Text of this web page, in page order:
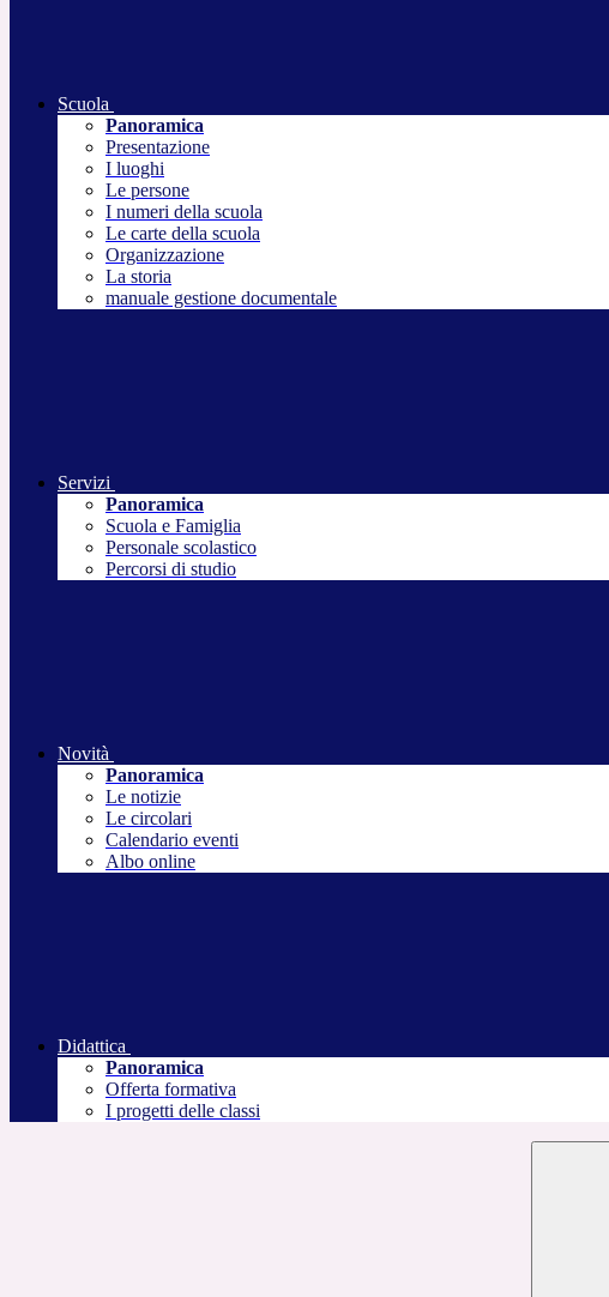
Scuola
Panoramica
Presentazione
I luoghi
Le persone
I numeri della scuola
Le carte della scuola
Organizzazione
La storia
manuale gestione documentale
Servizi
Panoramica
Scuola e Famiglia
Personale scolastico
Percorsi di studio
Novità
Panoramica
Le notizie
Le circolari
Calendario eventi
Albo online
Didattica
Panoramica
Offerta formativa
I progetti delle classi